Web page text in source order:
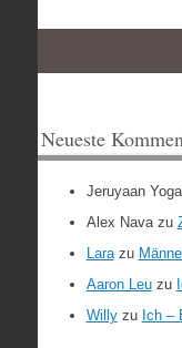
Neueste
Jeruyaan
Alex Navazu
Larazu
Aaron Leuzu
Willyzu Ich –